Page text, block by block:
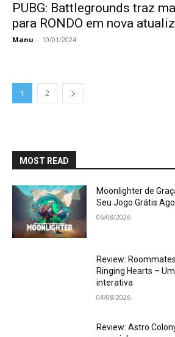
PUBG: Battlegrounds traz
para RONDO em nova
Manu - 10/01/2024
1 2
MOST READ
Moonlighter de
Seu Jogo Grátis
06/08/2026
Review:
Ringing Hearts –
interativa
04/08/2026
Review: Astro